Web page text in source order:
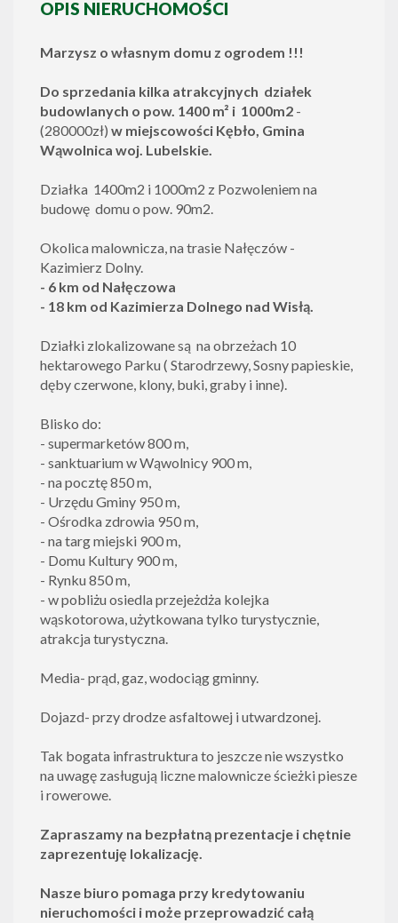
OPIS NIERUCHOMOŚCI
Marzysz o własnym domu z ogrodem !!!
Do sprzedania kilka atrakcyjnych działek
budowlanych o pow. 1400 m² i 1000m2 -
(280000zł) w miejscowości Kębło, Gmina
Wąwolnica woj. Lubelskie.
Działka 1400m2 i 1000m2 z Pozwoleniem na
budowę domu o pow. 90m2.
Okolica malownicza, na trasie Nałęczów -
Kazimierz Dolny.
- 6 km od Nałęczowa
- 18 km od Kazimierza Dolnego nad Wisłą.
Działki zlokalizowane są na obrzeżach 10
hektarowego Parku ( Starodrzewy, Sosny papieskie,
dęby czerwone, klony, buki, graby i inne).
Blisko do:
- supermarketów 800 m,
- sanktuarium w Wąwolnicy 900 m,
- na pocztę 850 m,
- Urzędu Gminy 950 m,
- Ośrodka zdrowia 950 m,
- na targ miejski 900 m,
- Domu Kultury 900 m,
- Rynku 850 m,
- w pobliżu osiedla przejeżdża kolejka
wąskotorowa, użytkowana tylko turystycznie,
atrakcja turystyczna.
Media- prąd, gaz, wodociąg gminny.
Dojazd- przy drodze asfaltowej i utwardzonej.
Tak bogata infrastruktura to jeszcze nie wszystko
na uwagę zasługują liczne malownicze ścieżki piesze
i rowerowe.
Zapraszamy na bezpłatną prezentacje i chętnie
zaprezentuję lokalizację.
Nasze biuro pomaga przy kredytowaniu
nieruchomości i może przeprowadzić całą